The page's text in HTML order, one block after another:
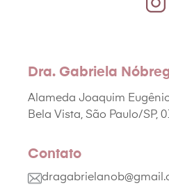
Dra. Gabriela
Alameda Joaquim
Bela Vista, São Paulo/SP,
Contato